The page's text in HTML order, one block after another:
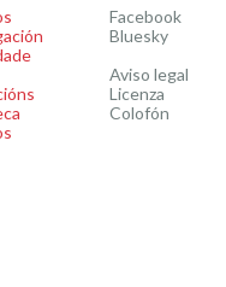
Facebook
Bluesky
Aviso legal
Licenza
Colofón